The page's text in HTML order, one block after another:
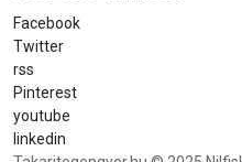
Facebook
Twitter
rss
Pinterest
youtube
linkedin